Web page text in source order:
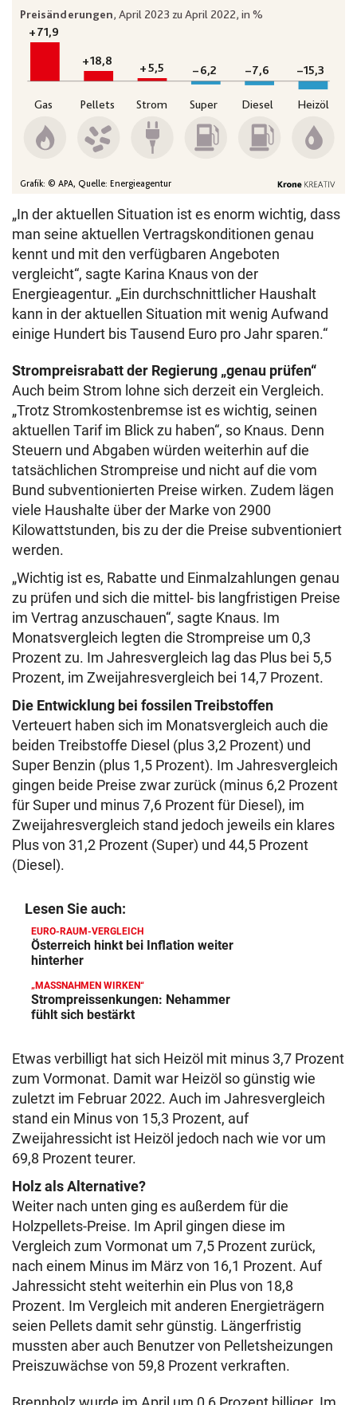
„In der aktuellen Situation ist es enorm wichtig, dass
man seine aktuellen Vertragskonditionen genau
kennt und mit den verfügbaren Angeboten
vergleicht“, sagte Karina Knaus von der
Energieagentur. „Ein durchschnittlicher Haushalt
kann in der aktuellen Situation mit wenig Aufwand
einige Hundert bis Tausend Euro pro Jahr sparen.“
Strompreisrabatt der Regierung „genau prüfen“
Auch beim Strom lohne sich derzeit ein Vergleich.
„Trotz Stromkostenbremse ist es wichtig, seinen
aktuellen Tarif im Blick zu haben“, so Knaus. Denn
Steuern und Abgaben würden weiterhin auf die
tatsächlichen Strompreise und nicht auf die vom
Bund subventionierten Preise wirken. Zudem lägen
viele Haushalte über der Marke von 2900
Kilowattstunden, bis zu der die Preise subventioniert
werden.
„Wichtig ist es, Rabatte und Einmalzahlungen genau
zu prüfen und sich die mittel- bis langfristigen Preise
im Vertrag anzuschauen“, sagte Knaus. Im
Monatsvergleich legten die Strompreise um 0,3
Prozent zu. Im Jahresvergleich lag das Plus bei 5,5
Prozent, im Zweijahresvergleich bei 14,7 Prozent.
Die Entwicklung bei fossilen Treibstoffen
Verteuert haben sich im Monatsvergleich auch die
beiden Treibstoffe Diesel (plus 3,2 Prozent) und
Super Benzin (plus 1,5 Prozent). Im Jahresvergleich
gingen beide Preise zwar zurück (minus 6,2 Prozent
für Super und minus 7,6 Prozent für Diesel), im
Zweijahresvergleich stand jedoch jeweils ein klares
Plus von 31,2 Prozent (Super) und 44,5 Prozent
(Diesel).
Lesen Sie auch:
EURO-RAUM-VERGLEICH
Österreich hinkt bei Inflation weiter
hinterher
„MASSNAHMEN WIRKEN“
Strompreissenkungen: Nehammer
fühlt sich bestärkt
Etwas verbilligt hat sich Heizöl mit minus 3,7 Prozent
zum Vormonat. Damit war Heizöl so günstig wie
zuletzt im Februar 2022. Auch im Jahresvergleich
stand ein Minus von 15,3 Prozent, auf
Zweijahressicht ist Heizöl jedoch nach wie vor um
69,8 Prozent teurer.
Holz als Alternative?
Weiter nach unten ging es außerdem für die
Holzpellets-Preise. Im April gingen diese im
Vergleich zum Vormonat um 7,5 Prozent zurück,
nach einem Minus im März von 16,1 Prozent. Auf
Jahressicht steht weiterhin ein Plus von 18,8
Prozent. Im Vergleich mit anderen Energieträgern
seien Pellets damit sehr günstig. Längerfristig
mussten aber auch Benutzer von Pelletsheizungen
Preiszuwächse von 59,8 Prozent verkraften.